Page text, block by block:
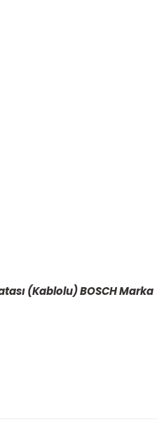
(Kablolu) BOSCH Marka